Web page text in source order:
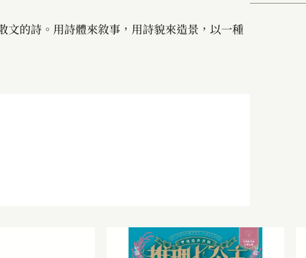
的詩。用詩體來敘事，用詩貌來造景，以一種